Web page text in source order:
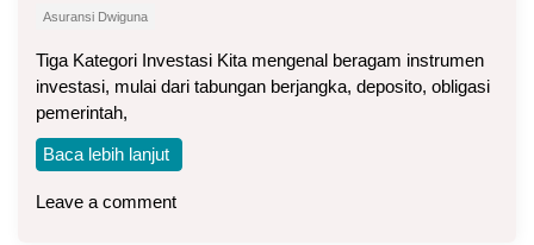
Asuransi Dwiguna
Tiga Kategori Investasi Kita mengenal beragam instrumen
investasi, mulai dari tabungan berjangka, deposito, obligasi
pemerintah,
Baca lebih lanjut
Leave a comment